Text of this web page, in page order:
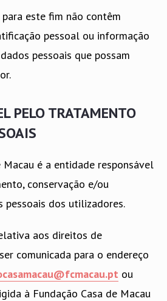
este fim não contêm
pessoal ou informação
pessoais que possam
PELO TRATAMENTO
Macau é a entidade responsável
conservação e/ou
pessoais dos utilizadores.
aos direitos de
comunicada para o endereço
ou
à Fundação Casa de Macau